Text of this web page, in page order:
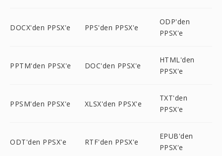
DOCX'den PPSX'e PPS'den PPSX'e
ODP'den
PPSX'e
PPTM'den PPSX'e DOC'den PPSX'e
HTML'den
PPSX'e
PPSM'den PPSX'e XLSX'den PPSX'e
TXT'den
PPSX'e
ODT'den PPSX'e RTF'den PPSX'e
EPUB'den
PPSX'e